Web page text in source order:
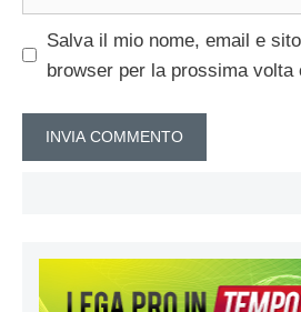
Salva il mio nome, email e
browser per la prossima volta